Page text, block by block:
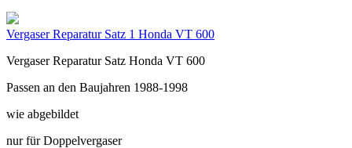
Vergaser Reparatur Satz 1 Honda VT 600
Vergaser Reparatur Satz Honda VT 600
Passen an den Baujahren 1988-1998
wie abgebildet
nur für Doppelvergaser